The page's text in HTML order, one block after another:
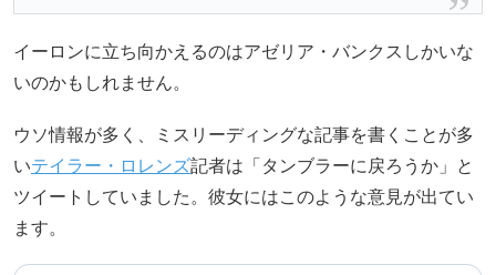
イーロンに立ち向かえるのはアゼリア・バンクスしかいな
いのかもしれません。
ウソ情報が多く、ミスリーディングな記事を書くことが多
いテイラー・ロレンズ記者は「タンブラーに戻ろうか」と
ツイートしていました。彼女にはこのような意見が出てい
ます。